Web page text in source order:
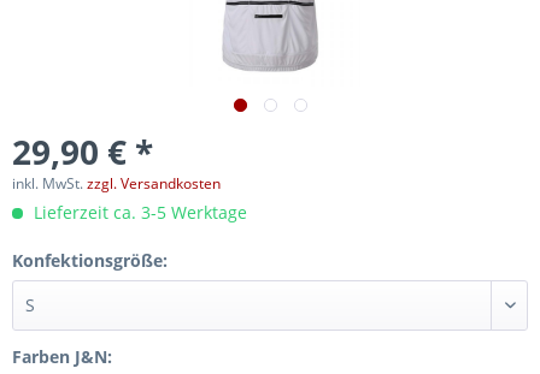
29,90 € *
inkl. MwSt.zzgl. Versandkosten
Lieferzeit ca. 3-5 Werktage
Konfektionsgröße:
Farben J&N: